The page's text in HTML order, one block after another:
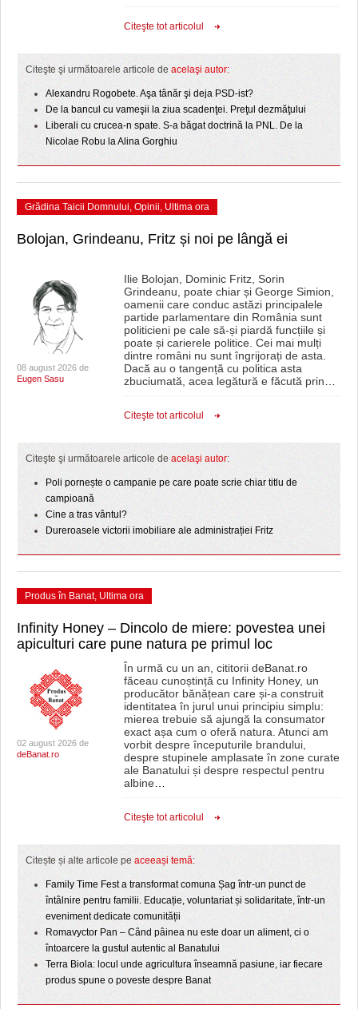
Citeşte tot articolul
Citeşte şi următoarele articole de acelaşi autor:
Alexandru Rogobete. Aşa tânăr şi deja PSD-ist?
De la bancul cu vameşii la ziua scadenţei. Preţul dezmăţului
Liberali cu crucea-n spate. S-a băgat doctrină la PNL. De la
Nicolae Robu la Alina Gorghiu
Grădina Taicii Domnului, Opinii, Ultima ora
Bolojan, Grindeanu, Fritz și noi pe lângă ei
08 august 2026 de
Eugen Sasu
Ilie Bolojan, Dominic Fritz, Sorin
Grindeanu, poate chiar și George Simion,
oamenii care conduc astăzi principalele
partide parlamentare din România sunt
politicieni pe cale să-și piardă funcțiile și
poate și carierele politice. Cei mai mulți
dintre români nu sunt îngrijorați de asta.
Dacă au o tangență cu politica asta
zbuciumată, acea legătură e făcută prin…
Citeşte tot articolul
Citeşte şi următoarele articole de acelaşi autor:
Poli pornește o campanie pe care poate scrie chiar titlu de
campioană
Cine a tras vântul?
Dureroasele victorii imobiliare ale administrației Fritz
Produs în Banat, Ultima ora
Infinity Honey – Dincolo de miere: povestea unei
apiculturi care pune natura pe primul loc
02 august 2026 de
deBanat.ro
În urmă cu un an, cititorii deBanat.ro
făceau cunoștință cu Infinity Honey, un
producător bănățean care și-a construit
identitatea în jurul unui principiu simplu:
mierea trebuie să ajungă la consumator
exact așa cum o oferă natura. Atunci am
vorbit despre începuturile brandului,
despre stupinele amplasate în zone curate
ale Banatului și despre respectul pentru
albine…
Citeşte tot articolul
Citește și alte articole pe aceeași temă:
Family Time Fest a transformat comuna Șag într-un punct de
întâlnire pentru familii. Educație, voluntariat și solidaritate, într-un
eveniment dedicate comunității
Romavyctor Pan – Când pâinea nu este doar un aliment, ci o
întoarcere la gustul autentic al Banatului
Terra Biola: locul unde agricultura înseamnă pasiune, iar fiecare
produs spune o poveste despre Banat